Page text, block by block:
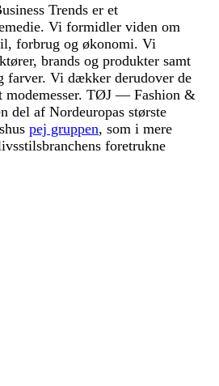
Trends er et
Vi formidler viden om
forbrug og økonomi. Vi
brands og produkter samt
farver. Vi dækker derudover de
modemesser. TØJ — Fashion &
del af Nordeuropas største
pej gruppen, som i mere
foretrukne